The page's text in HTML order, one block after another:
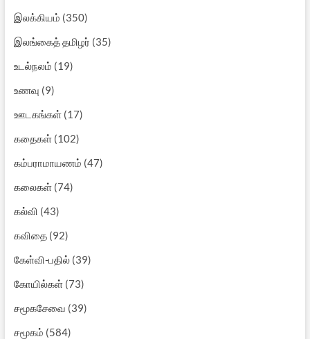
இலக்கியம் (350)
இலங்கைத் தமிழர் (35)
உடல்நலம் (19)
உணவு (9)
ஊடகங்கள்(17)
கதைகள்(102)
கம்பராமாயணம் (47)
கலைகள்(74)
கல்வி (43)
கவிதை(92)
கேள்வி-பதில்(39)
கோயில்கள்(73)
சமூகசேவை (39)
சமூகம் (584)